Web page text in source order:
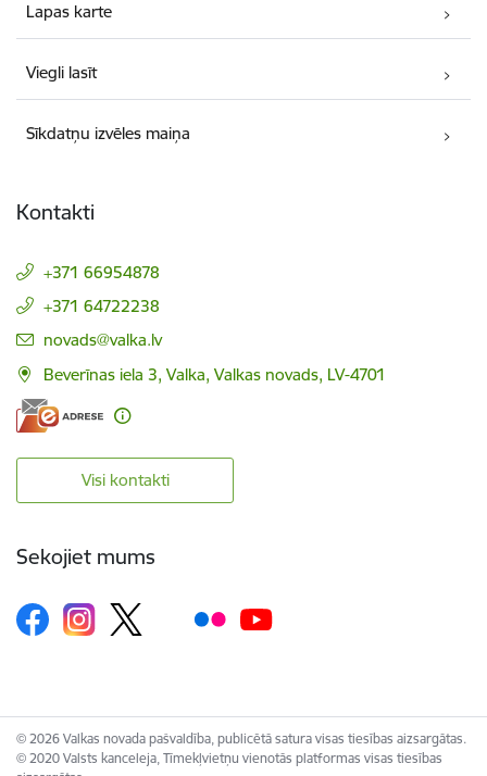
Lapas karte
Viegli lasīt
Sīkdatņu izvēles maiņa
Kontakti
+371 66954878
+371 64722238
E-pasts:
novads@valka.lv
Beverīnas iela 3, Valka, Valkas novads, LV-4701
Visi kontakti
Sekojiet mums
© 2026 Valkas novada pašvaldība, publicētā satura visas tiesības aizsargātas.
© 2020 Valsts kanceleja, Tīmekļvietņu vienotās platformas visas tiesības